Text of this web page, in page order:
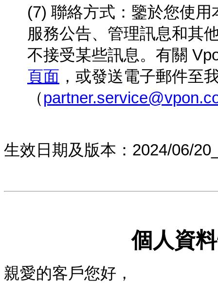
(7) 聯絡方式：鑒於您使
服務公告、管理訊息和其
不接受某些訊息。有關
頁面 ，或發送電子郵件至
（
生效日期及版本：2024/06/20
個人資
親愛的客戶您好，